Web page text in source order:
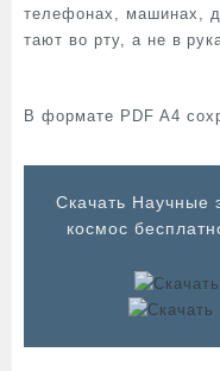
телефонах, машинах,
тают во рту, а не в
В формате PDF A4
Cкачать Научные
космос